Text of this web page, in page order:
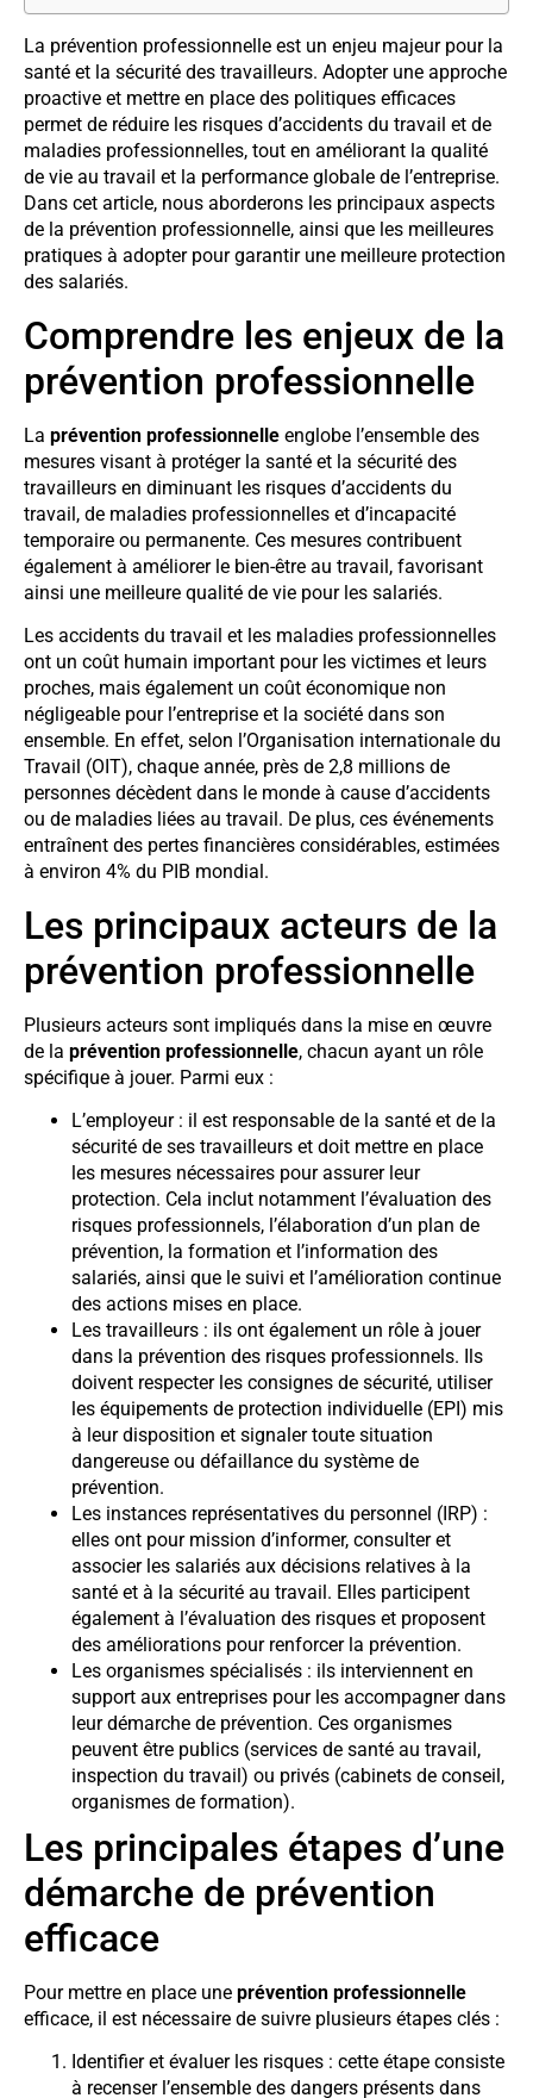
La prévention professionnelle est un enjeu majeur pour la
santé et la sécurité des travailleurs. Adopter une approche
proactive et mettre en place des politiques efficaces
permet de réduire les risques d’accidents du travail et de
maladies professionnelles, tout en améliorant la qualité
de vie au travail et la performance globale de l’entreprise.
Dans cet article, nous aborderons les principaux aspects
de la prévention professionnelle, ainsi que les meilleures
pratiques à adopter pour garantir une meilleure protection
des salariés.
Comprendre les enjeux de la
prévention professionnelle
La prévention professionnelle englobe l’ensemble des
mesures visant à protéger la santé et la sécurité des
travailleurs en diminuant les risques d’accidents du
travail, de maladies professionnelles et d’incapacité
temporaire ou permanente. Ces mesures contribuent
également à améliorer le bien-être au travail, favorisant
ainsi une meilleure qualité de vie pour les salariés.
Les accidents du travail et les maladies professionnelles
ont un coût humain important pour les victimes et leurs
proches, mais également un coût économique non
négligeable pour l’entreprise et la société dans son
ensemble. En effet, selon l’Organisation internationale du
Travail (OIT), chaque année, près de 2,8 millions de
personnes décèdent dans le monde à cause d’accidents
ou de maladies liées au travail. De plus, ces événements
entraînent des pertes financières considérables, estimées
à environ 4% du PIB mondial.
Les principaux acteurs de la
prévention professionnelle
Plusieurs acteurs sont impliqués dans la mise en œuvre
de la prévention professionnelle, chacun ayant un rôle
spécifique à jouer. Parmi eux :
L’employeur : il est responsable de la santé et de la
sécurité de ses travailleurs et doit mettre en place
les mesures nécessaires pour assurer leur
protection. Cela inclut notamment l’évaluation des
risques professionnels, l’élaboration d’un plan de
prévention, la formation et l’information des
salariés, ainsi que le suivi et l’amélioration continue
des actions mises en place.
Les travailleurs : ils ont également un rôle à jouer
dans la prévention des risques professionnels. Ils
doivent respecter les consignes de sécurité, utiliser
les équipements de protection individuelle (EPI) mis
à leur disposition et signaler toute situation
dangereuse ou défaillance du système de
prévention.
Les instances représentatives du personnel (IRP) :
elles ont pour mission d’informer, consulter et
associer les salariés aux décisions relatives à la
santé et à la sécurité au travail. Elles participent
également à l’évaluation des risques et proposent
des améliorations pour renforcer la prévention.
Les organismes spécialisés : ils interviennent en
support aux entreprises pour les accompagner dans
leur démarche de prévention. Ces organismes
peuvent être publics (services de santé au travail,
inspection du travail) ou privés (cabinets de conseil,
organismes de formation).
Les principales étapes d’une
démarche de prévention
efficace
Pour mettre en place une prévention professionnelle
efficace, il est nécessaire de suivre plusieurs étapes clés :
Identifier et évaluer les risques : cette étape consiste
à recenser l’ensemble des dangers présents dans